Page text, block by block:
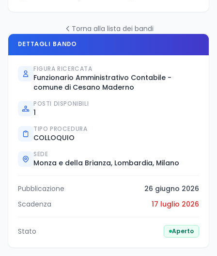
Torna alla lista dei bandi
DETTAGLI BANDO
FIGURA RICERCATA
Funzionario Amministrativo Contabile -
comune di Cesano Maderno
POSTI DISPONIBILI
1
TIPO PROCEDURA
COLLOQUIO
SEDE
Monza e della Brianza, Lombardia, Milano
Pubblicazione
26 giugno 2026
Scadenza
17 luglio 2026
Stato Aperto